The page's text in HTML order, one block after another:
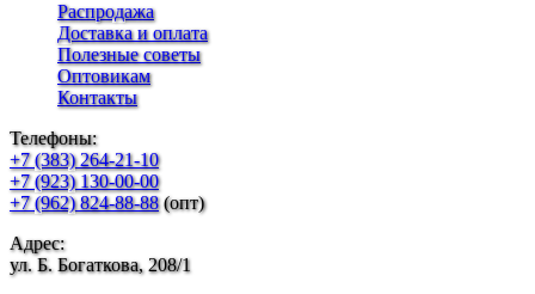
Распродажа
Доставка и оплата
Полезные советы
Оптовикам
Контакты
Телефоны:
+7 (383) 264-21-10
+7 (923) 130-00-00
+7 (962) 824-88-88(опт)
Адрес:
ул. Б. Богаткова, 208/1